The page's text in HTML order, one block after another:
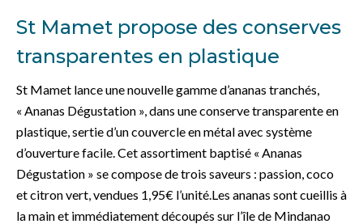
St Mamet propose des conserves
transparentes en plastique
St Mamet lance une nouvelle gamme d’ananas tranchés,
« Ananas Dégustation », dans une conserve transparente en
plastique, sertie d’un couvercle en métal avec système
d’ouverture facile. Cet assortiment baptisé « Ananas
Dégustation » se compose de trois saveurs : passion, coco
et citron vert, vendues 1,95€ l’unité.Les ananas sont cueillis à
la main et immédiatement découpés sur l’île de Mindanao